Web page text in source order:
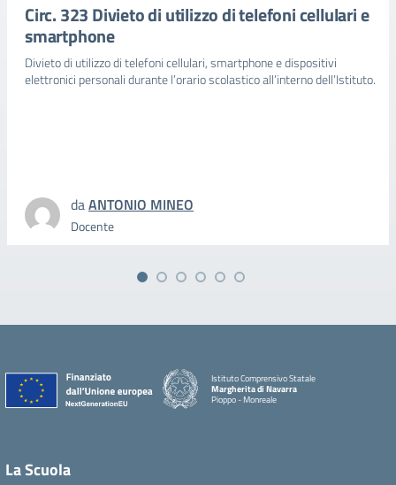
Circ. 323 Divieto di utilizzo di telefoni cellulari e
smartphone
Divieto di utilizzo di telefoni cellulari, smartphone e dispositivi
elettronici personali durante l’orario scolastico all’interno dell’Istituto.
daANTONIO MINEO
Docente
Istituto Comprensivo Statale
Margherita di Navarra
Pioppo - Monreale
La Scuola